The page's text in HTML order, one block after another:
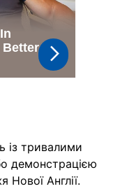
із тривалими
демонстрацією
Нової Англії.